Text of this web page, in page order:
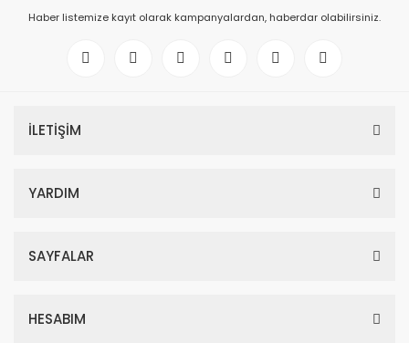
Haber listemize kayıt olarak kampanyalardan, haberdar olabilirsiniz.
İLETİŞİM
YARDIM
SAYFALAR
HESABIM